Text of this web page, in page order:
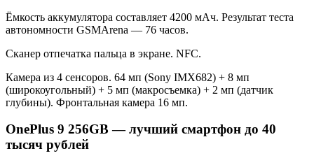
Ёмкость аккумулятора составляет 4200 мАч. Результат теста
автономности GSMArena — 76 часов.
Сканер отпечатка пальца в экране. NFC.
Камера из 4 сенсоров. 64 мп (Sony IMX682) + 8 мп
(широкоугольный) + 5 мп (макросъемка) + 2 мп (датчик
глубины). Фронтальная камера 16 мп.
OnePlus 9 256GB — лучший смартфон до 40
тысяч рублей